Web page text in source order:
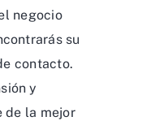
negocio
su
contacto.
y
de la mejor